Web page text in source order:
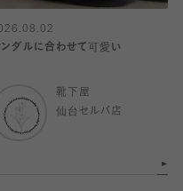
ンダルに合わせて可愛い
靴下屋
仙台セルバ店